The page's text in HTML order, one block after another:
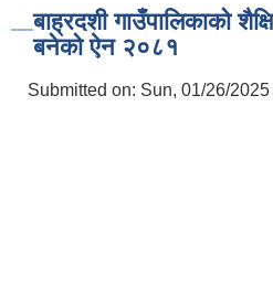
बाह्रदशी गाउँपालिकाको
बनेको ऐन २०८१
Submitted on: Sun, 01/26/